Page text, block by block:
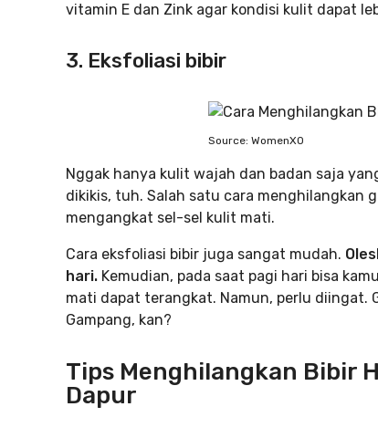
vitamin E dan Zink agar kondisi kulit dapat
3. Eksfoliasi bibir
Source: WomenXO
Nggak hanya kulit wajah dan badan saja
dikikis, tuh. Salah satu cara menghilangkan
mengangkat sel-sel kulit mati.
Cara eksfoliasi bibir juga sangat mudah.
hari. Kemudian, pada saat pagi hari bisa
mati dapat terangkat. Namun, perlu diingat.
Gampang, kan?
Tips Menghilangkan Bibir
Dapur